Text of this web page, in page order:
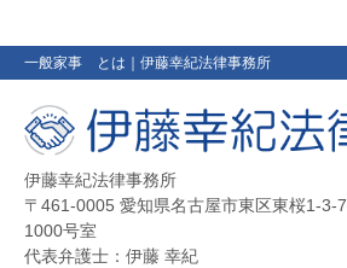
一般家事 とは ｜伊藤幸紀法律事務所
伊藤幸紀法律事務所
〒461-0005 愛知県名古屋市東区東桜1-
1000号室
代表弁護士：伊藤 幸紀